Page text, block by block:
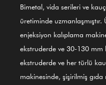
Bimetal, vida serileri ve
üretiminde
enjeksiyon kalıplama
ekstruderde ve 30-130 mm
ekstruderde ve her türlü
makinesinde, şişirilmiş